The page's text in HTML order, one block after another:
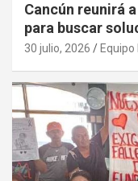
Cancún reunirá
para buscar
sargazo
30 julio, 2026 Equipo